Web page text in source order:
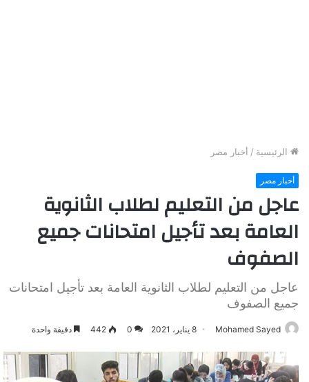
الرئيسية / أخبار مصر
أخبار مصر
عاجل من التعليم لطلاب الثانوية
العامة بعد تأجيل امتحانات جميع
الصفوف
عاجل من التعليم لطلاب الثانوية العامة بعد تأجيل امتحانات
جميع الصفوف
Mohamed Sayed 8 يناير، 2021 0
442 دقيقة واحدة